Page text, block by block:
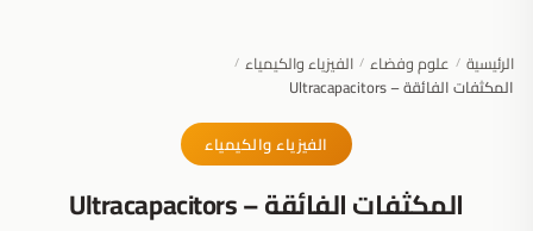
الرئيسية / علوم وفضاء / الفيزياء والكيمياء /
المكثفات الفائقة – Ultracapacitors
الفيزياء والكيمياء
المكثفات الفائقة – Ultracapacitors